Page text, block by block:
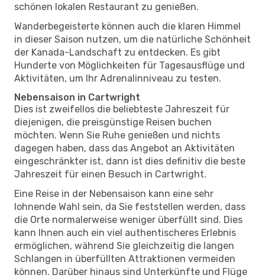
schönen lokalen Restaurant zu genießen.
Wanderbegeisterte können auch die klaren Himmel
in dieser Saison nutzen, um die natürliche Schönheit
der Kanada-Landschaft zu entdecken. Es gibt
Hunderte von Möglichkeiten für Tagesausflüge und
Aktivitäten, um Ihr Adrenalinniveau zu testen.
Nebensaison in Cartwright
Dies ist zweifellos die beliebteste Jahreszeit für
diejenigen, die preisgünstige Reisen buchen
möchten. Wenn Sie Ruhe genießen und nichts
dagegen haben, dass das Angebot an Aktivitäten
eingeschränkter ist, dann ist dies definitiv die beste
Jahreszeit für einen Besuch in Cartwright.
Eine Reise in der Nebensaison kann eine sehr
lohnende Wahl sein, da Sie feststellen werden, dass
die Orte normalerweise weniger überfüllt sind. Dies
kann Ihnen auch ein viel authentischeres Erlebnis
ermöglichen, während Sie gleichzeitig die langen
Schlangen in überfüllten Attraktionen vermeiden
können. Darüber hinaus sind Unterkünfte und Flüge